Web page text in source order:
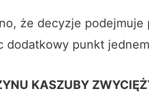
że decyzje podejmuje
dodatkowy punkt
KASZUBY